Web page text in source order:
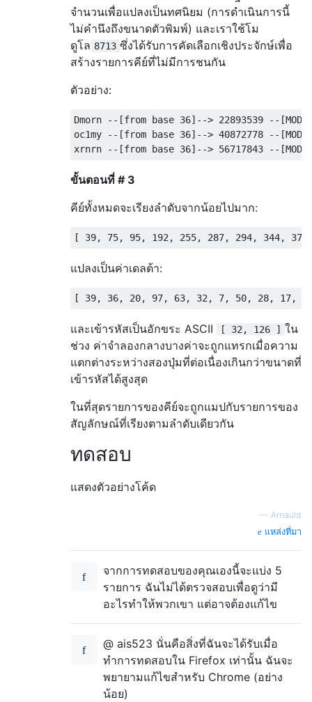
"vampire lord" , , "vampire" "V"
, "warrior" ,
"water demon", "&", "water elemental"
"n" , "water troll", "T", "werejackal", "d"
"white dragon", "D", "white unicorn"
"wood golem"
"yellow mold"
"F" "yeti" , "Y", "zruty",
for my $monster (sort keys %monsters )
{
print "$monster -> \"$out\" ("
}
จำนวนเพื่อแปลงเป็นทศนิยม (การดำเนินการนี้
ไม่คำนึงถึงขนาดตัวพิมพ์) และเราใช้โม
ดูโล 8713 ซึ่งได้รับการคัดเลือกเชิงประจักษ์เพื่อ
สร้างรายการคีย์ที่ไม่มีการชนกัน
ตัวอย่าง:
Dmorn --[from base 36]--> 22893539 --[MOD
oc1my --[from base 36]--> 40872778 --[MOD
ขั้นตอนที่ # 3
คีย์ทั้งหมดจะเรียงลำดับจากน้อยไปมาก:
แปลงเป็นค่าเดลต้า:
และเข้ารหัสเป็นอักขระ ASCII [ 32, 126 ] ใน
ช่วง ค่าจำลองกลางบางค่าจะถูกแทรกเมื่อความ
แตกต่างระหว่างสองปุ่มที่ต่อเนื่องเกินกว่าขนาดที่
เข้ารหัสได้สูงสุด
ในที่สุดรายการของคีย์จะถูกแมปกับรายการของ
สัญลักษณ์ที่เรียงตามลำดับเดียวกัน
ทดสอบ
แสดงตัวอย่างโค้ด
— Arnauld
แหล่งที่มา
จากการทดสอบของคุณเองนี้จะแบ่ง 5
รายการ ฉันไม่ได้ตรวจสอบเพื่อดูว่ามี
อะไรทำให้พวกเขา แต่อาจต้องแก้ไข
@ ais523 นั่นคือสิ่งที่ฉันจะได้รับเมื่อ
ทำการทดสอบใน Firefox เท่านั้น ฉันจะ
พยายามแก้ไขสำหรับ Chrome (อย่าง
น้อย)